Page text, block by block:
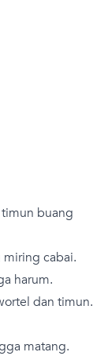
buang
cabai.
harum.
dan timun.
matang.